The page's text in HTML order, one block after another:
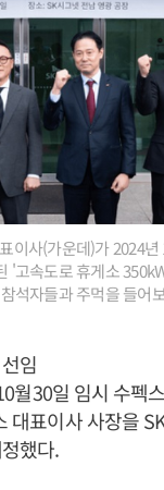
이사(가운데)가 2024
'고속도로 휴게소
석자들과 주먹을 들어
임
월30일 임시 수펙
대표이사 사장을
했다.